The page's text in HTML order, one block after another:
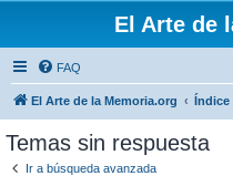
El Arte de
FAQ
El Arte de la Memoria.org Índice
Temas sin respuesta
Ir a búsqueda avanzada